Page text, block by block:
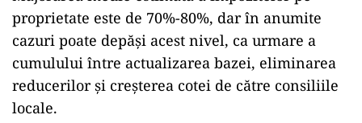
proprietate este de 70%-80%, dar în anumite
cazuri poate depăși acest nivel, ca urmare a
cumulului între actualizarea bazei, eliminarea
reducerilor și creșterea cotei de către consiliile
locale.